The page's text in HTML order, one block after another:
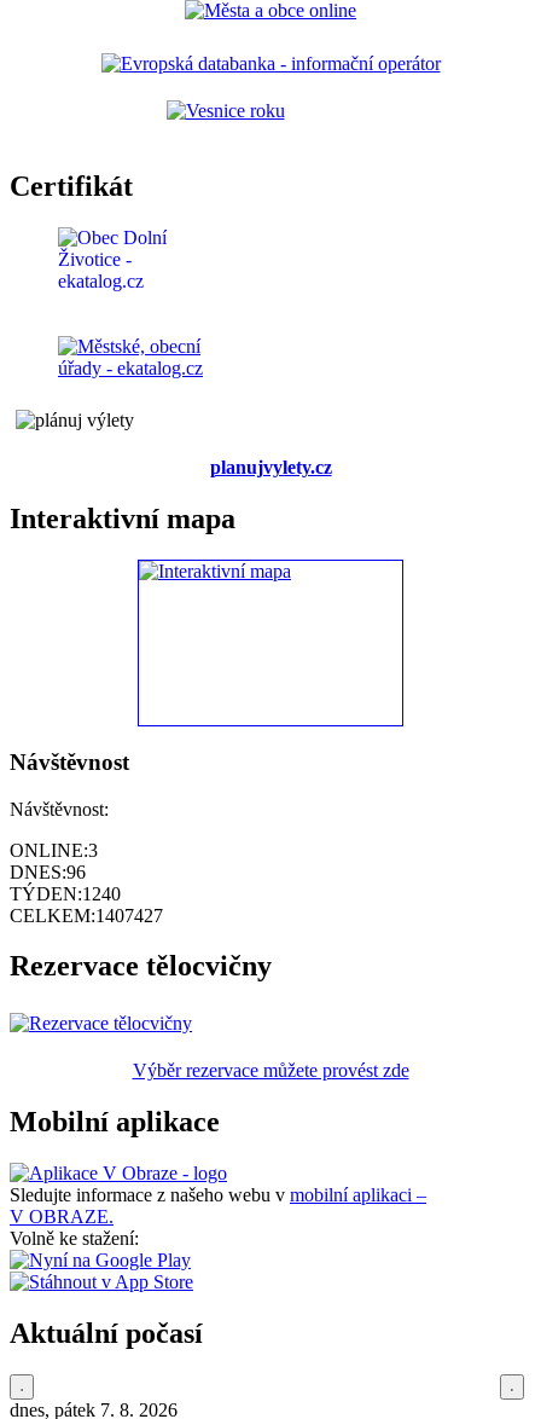
Certifikát
planujvylety.cz
Interaktivní mapa
Návštěvnost
Návštěvnost:
ONLINE:3
DNES:96
TÝDEN:1240
CELKEM:1407427
Rezervace tělocvičny
Výběr rezervace můžete provést zde
Mobilní aplikace
Sledujte informace z našeho webu v mobilní aplikaci –
V OBRAZE.
Volně ke stažení:
Aktuální počasí
dnes, pátek 7. 8. 2026